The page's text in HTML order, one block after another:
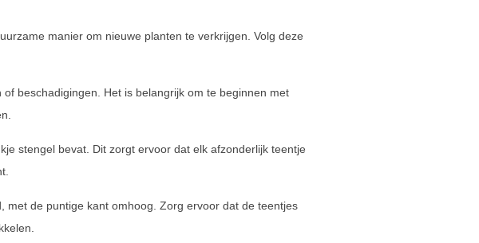
manier om nieuwe planten te verkrijgen. Volg deze
beschadigingen. Het is belangrijk om te beginnen met
stengel bevat. Dit zorgt ervoor dat elk afzonderlijk teentje
met de puntige kant omhoog. Zorg ervoor dat de teentjes